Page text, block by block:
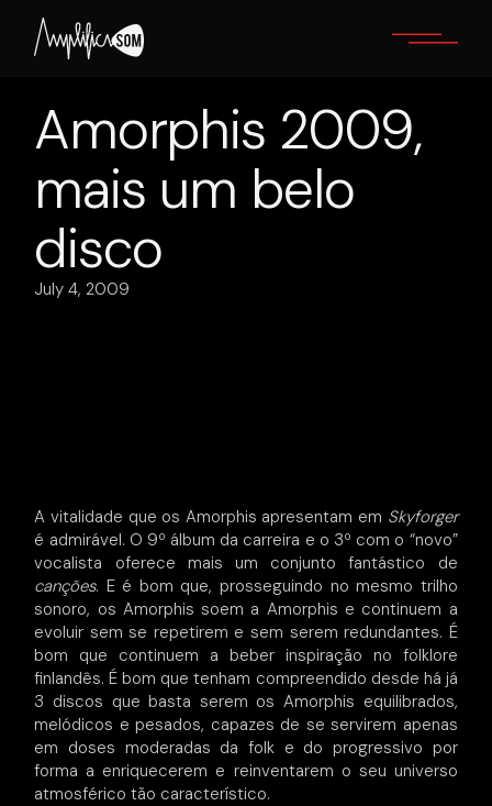
content
Amorphis 2009,
mais um belo
disco
July 4, 2009
A vitalidade que os Amorphis apresentam em Skyforger
é admirável. O 9º álbum da carreira e o 3º com o “novo”
vocalista oferece mais um conjunto fantástico de
canções. E é bom que, prosseguindo no mesmo trilho
sonoro, os Amorphis soem a Amorphis e continuem a
evoluir sem se repetirem e sem serem redundantes. É
bom que continuem a beber inspiração no folklore
finlandês. É bom que tenham compreendido desde há já
3 discos que basta serem os Amorphis equilibrados,
melódicos e pesados, capazes de se servirem apenas
em doses moderadas da folk e do progressivo por
forma a enriquecerem e reinventarem o seu universo
atmosférico tão característico.